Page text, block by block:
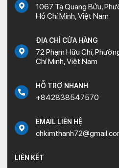
1067 Tạ Quang Bửu,
Hồ Chí Minh, Việt Nam
ĐỊA CHỈ CỬA HÀNG
72 Phạm Hữu Chí,
Chí Minh, Việt Nam
HỖ TRỢ NHANH
+842838547570
EMAIL LIÊN HỆ
LIÊN KẾT